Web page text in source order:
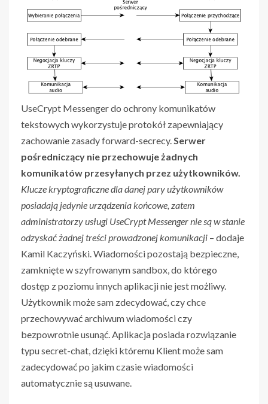
UseCrypt Messenger do ochrony komunikatów
tekstowych wykorzystuje protokół zapewniający
zachowanie zasady forward-secrecy.Serwer
pośredniczący nie przechowuje żadnych
komunikatów przesyłanych przez użytkowników.
Klucze kryptograficzne dla danej pary użytkowników
posiadają jedynie urządzenia końcowe, zatem
administratorzy usługi UseCrypt Messenger nie są w stanie
odzyskać żadnej treści prowadzonej komunikacji – dodaje
Kamil Kaczyński. Wiadomości pozostają bezpieczne,
zamknięte w szyfrowanym sandbox, do którego
dostęp z poziomu innych aplikacji nie jest możliwy.
Użytkownik może sam zdecydować, czy chce
przechowywać archiwum wiadomości czy
bezpowrotnie usunąć. Aplikacja posiada rozwiązanie
typu secret-chat, dzięki któremu Klient może sam
zadecydować po jakim czasie wiadomości
automatycznie są usuwane.